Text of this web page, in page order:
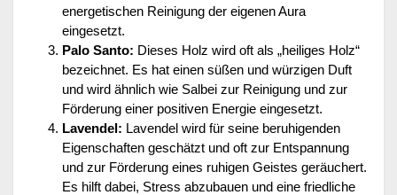
energetischen Reinigung der eigenen Aura
eingesetzt.
Palo Santo: Dieses Holz wird oft als „heiliges Holz“
bezeichnet. Es hat einen süßen und würzigen Duft
und wird ähnlich wie Salbei zur Reinigung und zur
Förderung einer positiven Energie eingesetzt.
Lavendel: Lavendel wird für seine beruhigenden
Eigenschaften geschätzt und oft zur Entspannung
und zur Förderung eines ruhigen Geistes geräuchert.
Es hilft dabei, Stress abzubauen und eine friedliche